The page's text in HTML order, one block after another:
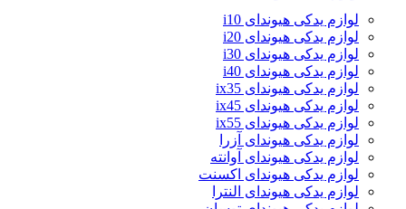
لوازم یدکی هیوندای i10
لوازم یدکی هیوندای i20
لوازم یدکی هیوندای i30
لوازم یدکی هیوندای i40
لوازم یدکی هیوندای ix35
لوازم یدکی هیوندای ix45
لوازم یدکی هیوندای ix55
لوازم یدکی هیوندای آزرا
لوازم یدکی هیوندای آوانته
لوازم یدکی هیوندای اکسنت
لوازم یدکی هیوندای النترا